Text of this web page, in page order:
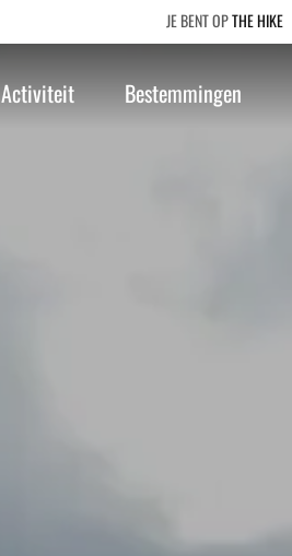
THE HIKE
Activiteit Bestemmingen